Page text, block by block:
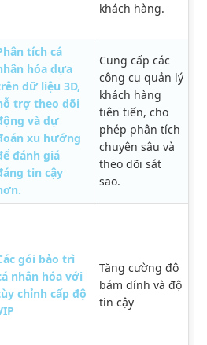
khách hàng.
tích cá
hóa dựa
dữ liệu 3D,
trợ theo dõi
và dự
xu hướng
đánh giá
tin cậy
Cung cấp các
công cụ quản lý
khách hàng
tiên tiến, cho
phép phân tích
chuyên sâu và
theo dõi sát
sao.
gói bảo trì
nhân hóa với
chỉnh cấp độ
Tăng cường độ
bám dính và độ
tin cậy